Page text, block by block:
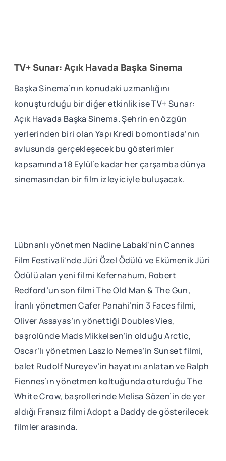
TV+ Sunar: Açık Havada Başka Sinema
Başka Sinema’nın konudaki uzmanlığını
konuşturduğu bir diğer etkinlik ise TV+ Sunar:
Açık Havada Başka Sinema. Şehrin en özgün
yerlerinden biri olan Yapı Kredi bomontiada’nın
avlusunda gerçekleşecek bu gösterimler
kapsamında 18 Eylül’e kadar her çarşamba dünya
sinemasından bir film izleyiciyle buluşacak.
Lübnanlı yönetmen Nadine Labaki'nin Cannes
Film Festivali'nde Jüri Özel Ödülü ve Ekümenik Jüri
Ödülü alan yeni filmi Kefernahum, Robert
Redford’un son filmi The Old Man & The Gun,
İranlı yönetmen Cafer Panahi’nin 3 Faces filmi,
Oliver Assayas’ın yönettiği Doubles Vies,
başrolünde Mads Mikkelsen’in olduğu Arctic,
Oscar’lı yönetmen Laszlo Nemes’in Sunset filmi,
balet Rudolf Nureyev’in hayatını anlatan ve Ralph
Fiennes’ın yönetmen koltuğunda oturduğu The
White Crow, başrollerinde Melisa Sözen’in de yer
aldığı Fransız filmi Adopt a Daddy de gösterilecek
filmler arasında.